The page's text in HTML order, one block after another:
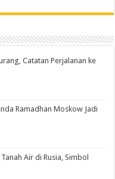
Catatan Perjalanan ke
Ramadhan Moskow Jadi
Air di Rusia, Simbol